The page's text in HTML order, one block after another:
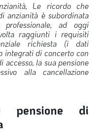
Le ricordo che
anzianità è subordinata
professionale, ad oggi
raggiunti i requisiti
richiesta (i dati
integrati di concerto con
accesso, la sua pensione
alla cancellazione
pensione di